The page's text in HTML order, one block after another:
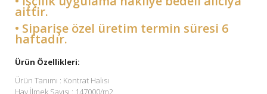
aittir.
• Siparişe özel üretim termin süresi 6
haftadır.
Ürün Özellikleri:
Ürün Tanımı : Kontrat Halısı
Hav İlmek Sayısı : 147000/m2